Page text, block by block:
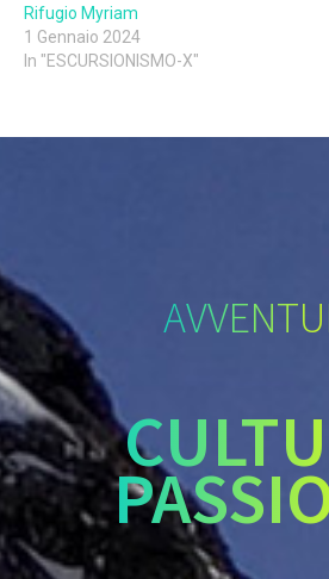
Rifugio Myriam
1 Gennaio 2024
In "ESCURSIONISMO-X"